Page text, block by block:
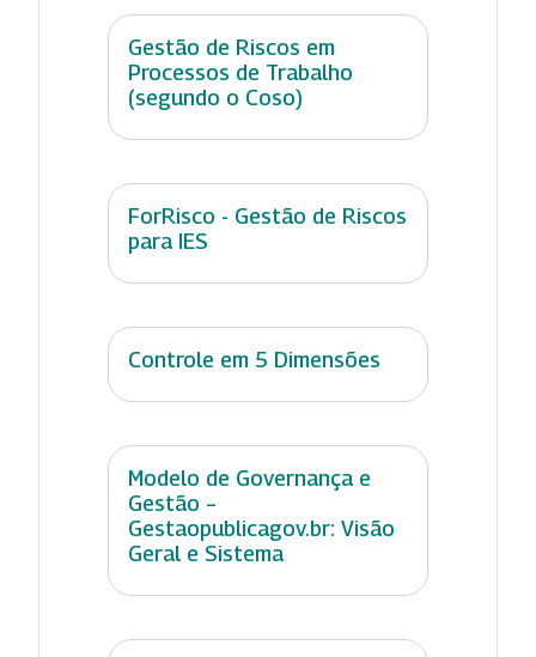
Gestão de Riscos em
Processos de Trabalho
(segundo o Coso)
ForRisco - Gestão de Riscos
para IES
Controle em 5 Dimensões
Modelo de Governança e
Gestão –
Gestaopublicagov.br: Visão
Geral e Sistema